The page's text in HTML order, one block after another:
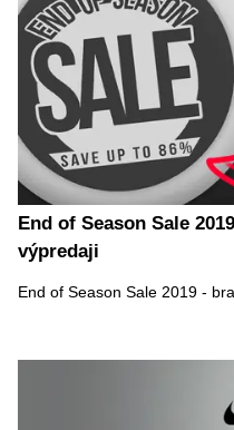
End of Season Sale
výpredaji
End of Season Sale 2019 -